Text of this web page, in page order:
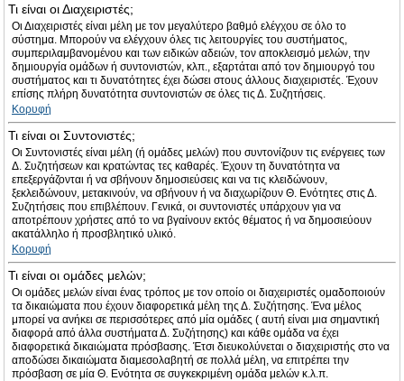
Τι είναι οι Διαχειριστές;
Οι Διαχειριστές είναι μέλη με τον μεγαλύτερο βαθμό ελέγχου σε όλο το
σύστημα. Μπορούν να ελέγχουν όλες τις λειτουργίες του συστήματος,
συμπεριλαμβανομένου και των ειδικών αδειών, τον αποκλεισμό μελών, την
δημιουργία ομάδων ή συντονιστών, κλπ., εξαρτάται από τον δημιουργό του
συστήματος και τι δυνατότητες έχει δώσει στους άλλους διαχειριστές. Έχουν
επίσης πλήρη δυνατότητα συντονιστών σε όλες τις Δ. Συζητήσεις.
Κορυφή
Τι είναι οι Συντονιστές;
Οι Συντονιστές είναι μέλη (ή ομάδες μελών) που συντονίζουν τις ενέργειες των
Δ. Συζητήσεων και κρατώντας τες καθαρές. Έχουν τη δυνατότητα να
επεξεργάζονται ή να σβήνουν δημοσιεύσεις και να τις κλειδώνουν,
ξεκλειδώνουν, μετακινούν, να σβήνουν ή να διαχωρίζουν Θ. Ενότητες στις Δ.
Συζητήσεις που επιβλέπουν. Γενικά, οι συντονιστές υπάρχουν για να
αποτρέπουν χρήστες από το να βγαίνουν εκτός θέματος ή να δημοσιεύουν
ακατάλληλο ή προσβλητικό υλικό.
Κορυφή
Τι είναι οι ομάδες μελών;
Οι ομάδες μελών είναι ένας τρόπος με τον οποίο οι διαχειριστές ομαδοποιούν
τα δικαιώματα που έχουν διαφορετικά μέλη της Δ. Συζήτησης. Ένα μέλος
μπορεί να ανήκει σε περισσότερες από μία ομάδες ( αυτή είναι μια σημαντική
διαφορά από άλλα συστήματα Δ. Συζήτησης) και κάθε ομάδα να έχει
διαφορετικά δικαιώματα πρόσβασης. Έτσι διευκολύνεται ο διαχειριστής στο να
αποδώσει δικαιώματα διαμεσολαβητή σε πολλά μέλη, να επιτρέπει την
πρόσβαση σε μία Θ. Ενότητα σε συγκεκριμένη ομάδα μελών κ.λ.π.